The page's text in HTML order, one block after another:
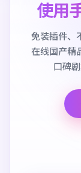
使用
免装插件、
在线国产精
口碑